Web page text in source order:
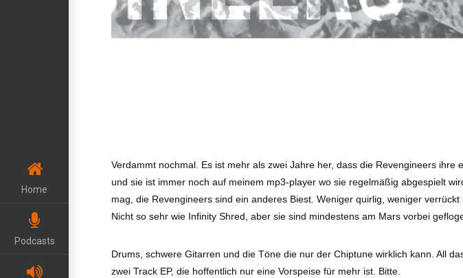
Home
Podcasts
Verdammt nochmal. Es ist mehr als zwei Jahre her, dass die Revengineers ihre
und sie ist immer noch auf meinem mp3-player wo sie regelmäßig abgespielt
mag, die Revengineers sind ein anderes Biest. Weniger quirlig, weniger
Nicht so sehr wie Infinity Shred, aber sie sind mindestens am Mars vorbei
Drums, schwere Gitarren und die Töne die nur der Chiptune wirklich kann. All
zwei Track EP, die hoffentlich nur eine Vorspeise für mehr ist. Bitte.